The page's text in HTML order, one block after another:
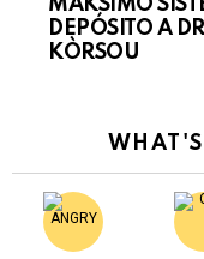
MÁKSIMO
DEPÓSITO A
KÒRSOU